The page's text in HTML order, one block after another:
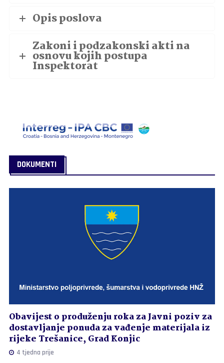
Opis poslova
Zakoni i podzakonski akti na
osnovu kojih postupa
Inspektorat
DOKUMENTI
Obavijest o produženju roka za Javni poziv za
dostavljanje ponuda za vađenje materijala iz
rijeke Trešanice, Grad Konjic
4 tjedna prije